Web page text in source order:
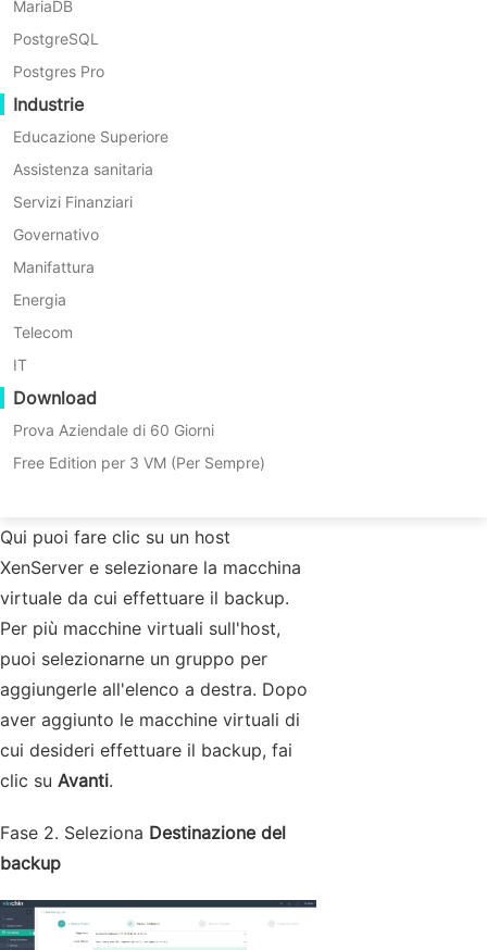
MariaDB
PostgreSQL
Postgres Pro
Industrie
Educazione Superiore
Assistenza sanitaria
Servizi Finanziari
Governativo
Manifattura
Energia
Telecom
IT
Download
Prova Aziendale di 60 Giorni
Free Edition per 3 VM (Per Sempre)
dell'infrastruttura virtuale XenServer
supportato può essere un server
autonomo o un cluster con failover.
Prima di tutto, apriamo un browser e
accediamo alla console web del
server Vinchin Backup. Vai a
VM> Pagina di backup.
Passaggio 1.
backup
Qui puoi fare clic su un host
XenServer e selezionare la macchina
virtuale da cui effettuare il backup.
Per più macchine virtuali sull'host,
puoi selezionarne un gruppo per
aggiungerle all'elenco a destra. Dopo
aver aggiunto le macchine virtuali di
cui desideri effettuare il backup, fai
clic su Avanti.
Fase 2. Seleziona Destinazione del
backup